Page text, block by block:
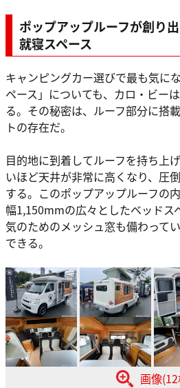
ポップアップルーフが創り
就寝スペース
キャンピングカー選びで最も気に
ペース」についても、カロ・ビー
る。その秘密は、ルーフ部分に搭
トの存在だ。
目的地に到着してルーフを持ち上
いほど天井が非常に高くなり、圧
する。このポップアップルーフの
幅1,150mmの広々としたベッドス
気のためのメッシュ窓も備わって
できる。
画像